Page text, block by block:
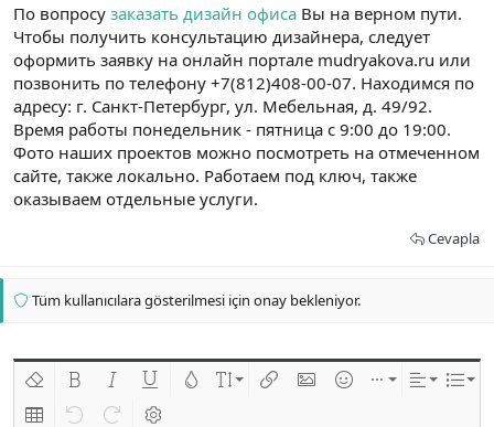
По вопросу заказать дизайн офиса Вы на верном пути.
Чтобы получить консультацию дизайнера, следует
оформить заявку на онлайн портале mudryakova.ru или
позвонить по телефону +7(812)408-00-07. Находимся по
адресу: г. Санкт-Петербург, ул. Мебельная, д. 49/92.
Время работы понедельник - пятница с 9:00 до 19:00.
Фото наших проектов можно посмотреть на отмеченном
сайте, также локально. Работаем под ключ, также
оказываем отдельные услуги.
Cevapla
Tüm kullanıcılara gösterilmesi için onay bekleniyor.
Biçimlendirmeyi kaldır
Kalın Yatık Altını çiz